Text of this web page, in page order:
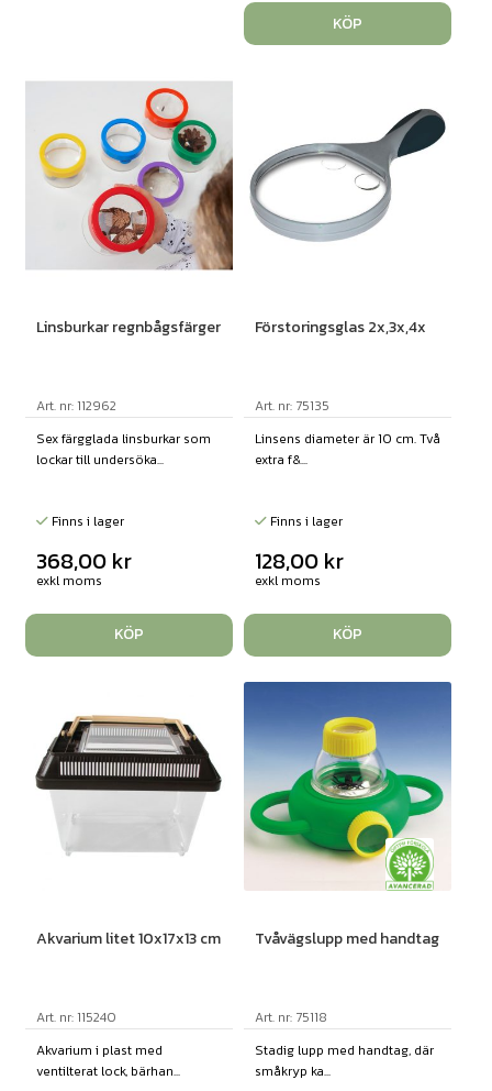
KÖP
Linsburkar regnbågsfärger
Art. nr: 112962
Sex färgglada linsburkar som
lockar till undersöka...
Finns i lager
368,00 kr
exkl moms
KÖP
Förstoringsglas 2x,3x,4x
Art. nr: 75135
Linsens diameter är 10 cm. Två
extra f&...
Finns i lager
128,00 kr
exkl moms
KÖP
Akvarium litet 10x17x13 cm
Art. nr: 115240
Akvarium i plast med
ventilterat lock, bärhan...
Tvåvägslupp med handtag
Art. nr: 75118
Stadig lupp med handtag, där
småkryp ka...